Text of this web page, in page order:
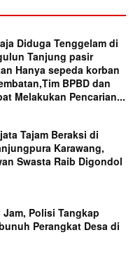
Diduga Tenggelam di
Tanjung pasir
Hanya sepeda korban
BPBD dan
Melakukan Pencarian...
Tajam Beraksi di
Karawang,
Swasta Raib Digondol
Polisi Tangkap
Perangkat Desa di